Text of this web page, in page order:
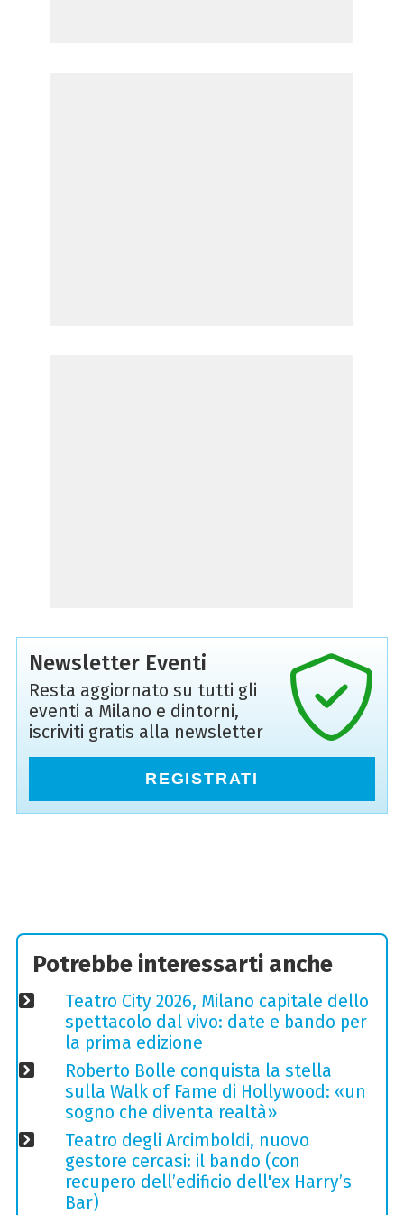
Newsletter Eventi
Resta aggiornato su tutti gli
eventi a Milano e dintorni,
iscriviti gratis alla newsletter
REGISTRATI
Potrebbe interessarti anche
Teatro City 2026, Milano capitale dello
spettacolo dal vivo: date e bando per
la prima edizione
Roberto Bolle conquista la stella
sulla Walk of Fame di Hollywood: «un
sogno che diventa realtà»
Teatro degli Arcimboldi, nuovo
gestore cercasi: il bando (con
recupero dell’edificio dell'ex Harry’s
Bar)